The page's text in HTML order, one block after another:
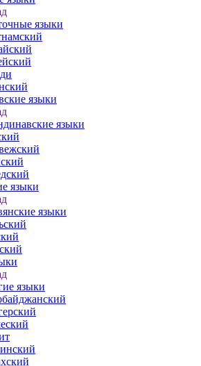
языки
языки
языки
языки
языки
языки